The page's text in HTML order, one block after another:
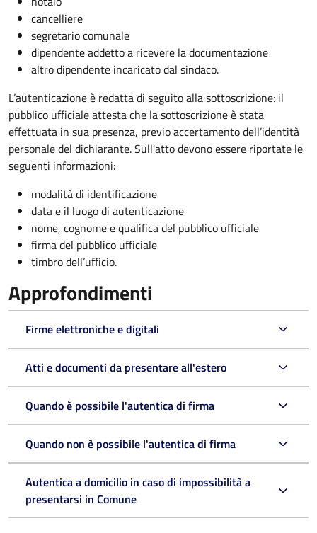
cancelliere
segretario comunale
dipendente addetto a ricevere la documentazione
altro dipendente incaricato dal sindaco.
L’autenticazione è redatta di seguito alla sottoscrizione: il
pubblico ufficiale attesta che la sottoscrizione è stata
effettuata in sua presenza, previo accertamento dell’identità
personale del dichiarante. Sull'atto devono essere riportate le
seguenti informazioni:
modalità di identificazione
data e il luogo di autenticazione
nome, cognome e qualifica del pubblico ufficiale
firma del pubblico ufficiale
timbro dell’ufficio.
Approfondimenti
Firme elettroniche e digitali
Atti e documenti da presentare all'estero
Quando è possibile l'autentica di firma
Quando non è possibile l'autentica di firma
Autentica a domicilio in caso di impossibilità a
presentarsi in Comune